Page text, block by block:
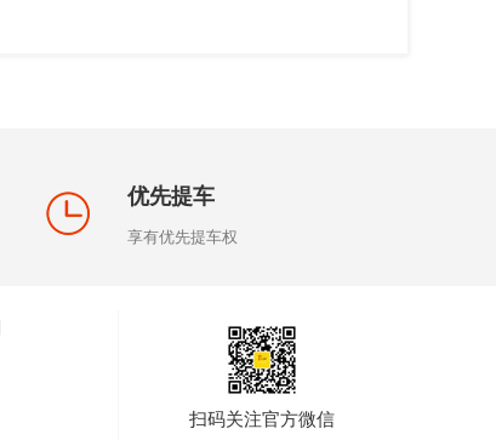
优先提车
享有优先提车权
扫码关注官方微信